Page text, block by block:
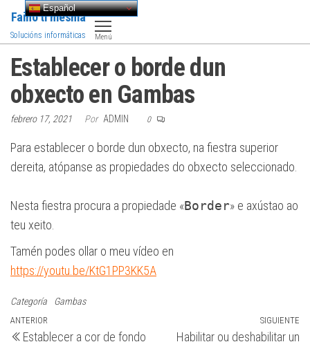
Saltar
contenido
Faino ti mesma
Solucións informáticas Menú
Establecer o borde dun
obxecto en Gambas
febrero 17, 2021 Por ADMIN 0
Para establecer o borde dun obxecto, na fiestra superior
dereita, atópanse as propiedades do obxecto seleccionado.
Nesta fiestra procura a propiedade «Border» e axústao ao
teu xeito.
Tamén podes ollar o meu vídeo en
https://youtu.be/KtG1PP3KK5A
Categoría Gambas
Navegación
Entrada
ANTERIOR
Establecer a cor de fondo
SIGUIENTE
Habilitar ou deshabilitar un
Español